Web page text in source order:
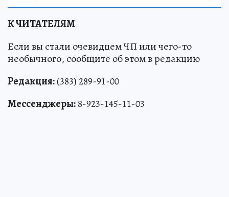
К ЧИТАТЕЛЯМ
Если вы стали очевидцем ЧП или чего-то
необычного, сообщите об этом в редакцию
Редакция:(383) 289-91-00
Мессенджеры:8-923-145-11-03